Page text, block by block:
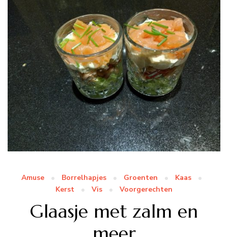
Amuse Borrelhapjes Groenten
Kaas
Kerst
Vis Voorgerechten
Glaasje met zalm en